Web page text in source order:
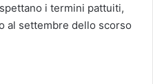
i termini pattuiti,
al settembre dello scorso